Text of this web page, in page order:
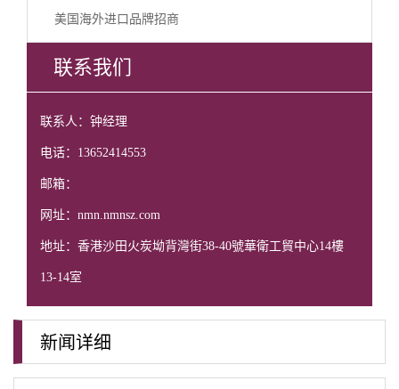
美国海外进口品牌招商
联系我们
联系人：钟经理
电话：13652414553
邮箱：
网址：nmn.nmnsz.com
地址：香港沙田火炭坳背灣街38-40號華衛工貿中心14樓
13-14室
新闻详细